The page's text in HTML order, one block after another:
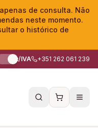
de consulta. Não
neste momento.
o histórico de
c/IVA +351 262 061 239